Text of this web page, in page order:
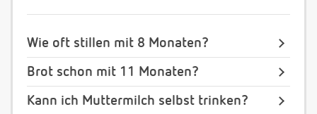
Wie oft stillen mit 8 Monaten?
Brot schon mit 11 Monaten?
Kann ich Muttermilch selbst trinken?